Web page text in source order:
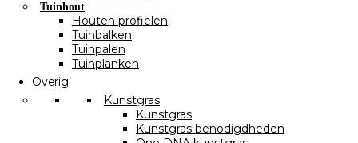
Tuinhout
Houten profielen
Tuinbalken
Tuinpalen
Tuinplanken
Overig
Kunstgras
Kunstgras
Kunstgras benodigdheden